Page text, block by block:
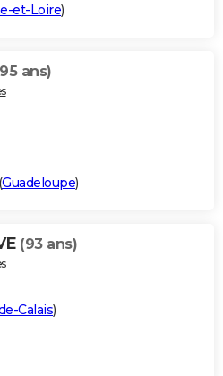
et-Loire)
ans)
(Guadeloupe)
(93 ans)
Calais)